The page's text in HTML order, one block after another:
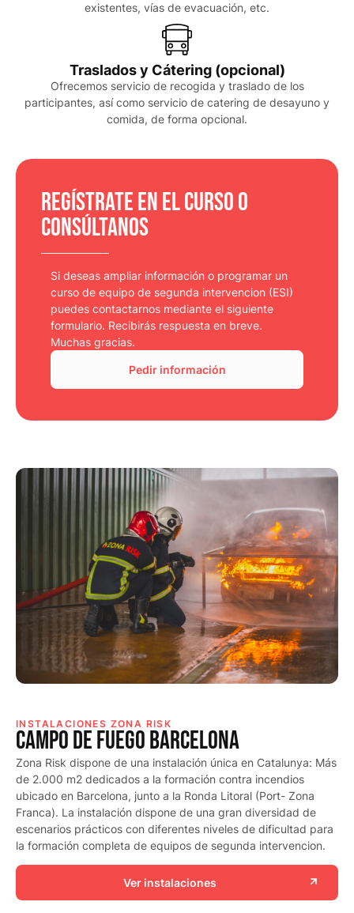
existentes, vías de evacuación, etc.
Traslados y Cátering (opcional)
Ofrecemos servicio de recogida y traslado de los
participantes, así como servicio de catering de desayuno y
comida, de forma opcional.
Regístrate en el curso o
consúltanos
Si deseas ampliar información o programar un
curso de equipo de segunda intervencion (ESI)
puedes contactarnos mediante el siguiente
formulario. Recibirás respuesta en breve.
Muchas gracias.
Pedir información
INSTALACIONES ZONA RISK
Campo de fuego Barcelona
Zona Risk dispone de una instalación única en Catalunya: Más
de 2.000 m2 dedicados a la formación contra incendios
ubicado en Barcelona, junto a la Ronda Litoral (Port- Zona
Franca). La instalación dispone de una gran diversidad de
escenarios prácticos con diferentes niveles de dificultad para
la formación completa de equipos de segunda intervencion.
Ver instalaciones